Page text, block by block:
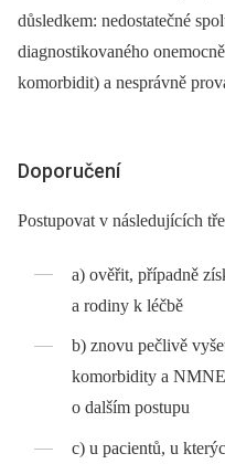
důsledkem: nedostatečné
diagnostikovaného
komorbidit) a nesprávně
Doporučení
Postupovat v následujících
a) ověřit, případně
a rodiny k léčbě
b) znovu pečlivě
komorbidity a
o dalším postupu
c) u pacientů, u